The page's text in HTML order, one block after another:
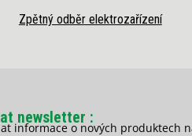
Zpětný odběr elektrozařízení
newsletter
informace o nových produktech